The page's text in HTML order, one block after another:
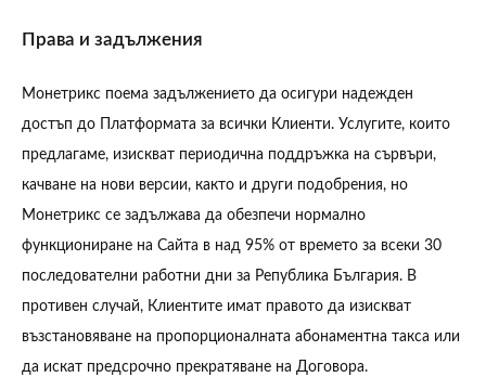
Права и задължения
Монетрикс поема задължението да осигури надежден
достъп до Платформата за всички Клиенти. Услугите, които
предлагаме, изискват периодична поддръжка на сървъри,
качване на нови версии, както и други подобрения, но
Монетрикс се задължава да обезпечи нормално
функциониране на Сайта в над 95% от времето за всеки 30
последователни работни дни за Република България. В
противен случай, Клиентите имат правото да изискват
възстановяване на пропорционалната абонаментна такса или
да искат предсрочно прекратяване на Договора.